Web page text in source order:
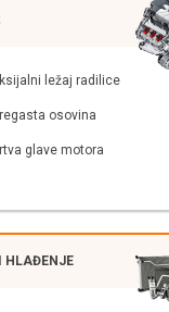
ležaj radilice
osovina
glave motora
HLAĐENJE